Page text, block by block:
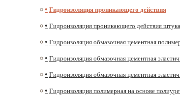
Гидроизоляция проникающего действия
Гидроизоляция проникающего действия
Гидроизоляция обмазочная цементная
Гидроизоляция обмазочная цементная
Гидроизоляция обмазочная цементная
Гидроизоляция полимерная на основе